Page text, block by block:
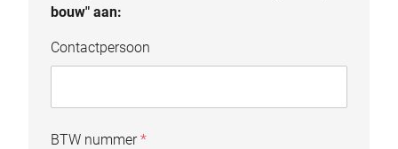
bouw" aan:
Contactpersoon
BTW nummer*